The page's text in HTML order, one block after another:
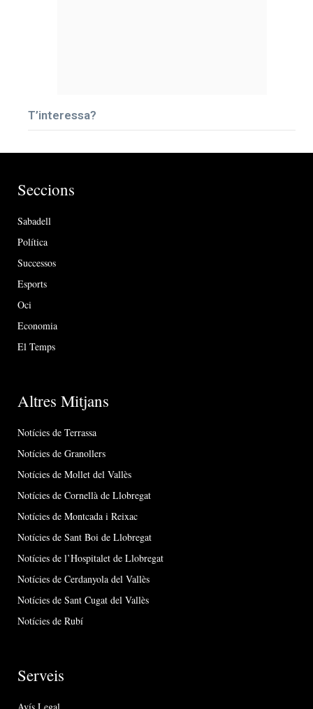
T’interessa?
Seccions
Sabadell
Política
Successos
Esports
Oci
Economia
El Temps
Altres Mitjans
Notícies de Terrassa
Notícies de Granollers
Notícies de Mollet del Vallès
Notícies de Cornellà de Llobregat
Notícies de Montcada i Reixac
Notícies de Sant Boi de Llobregat
Notícies de l’Hospitalet de Llobregat
Notícies de Cerdanyola del Vallès
Notícies de Sant Cugat del Vallès
Notícies de Rubí
Serveis